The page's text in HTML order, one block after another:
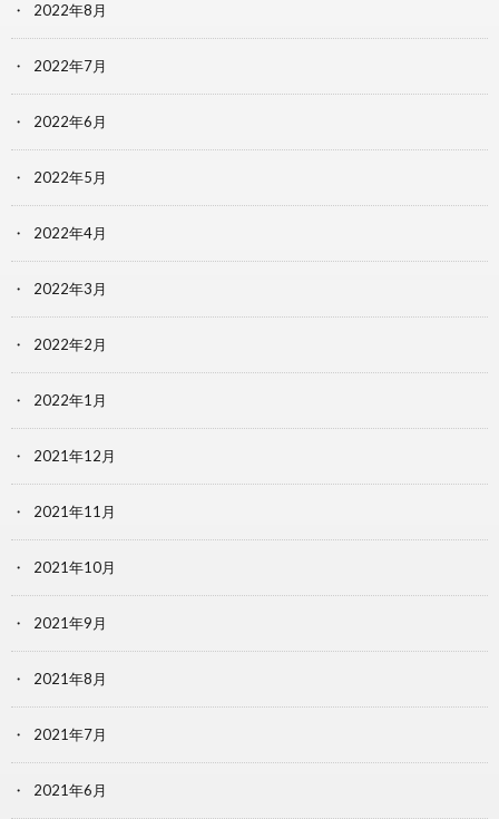
2022年8月
2022年7月
2022年6月
2022年5月
2022年4月
2022年3月
2022年2月
2022年1月
2021年12月
2021年11月
2021年10月
2021年9月
2021年8月
2021年7月
2021年6月